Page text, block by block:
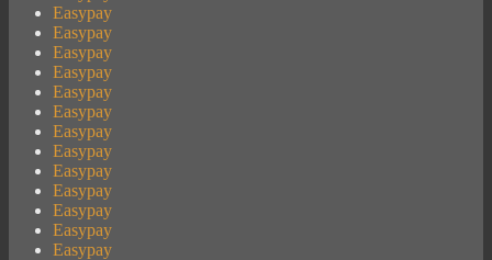
Easypay
Easypay
Easypay
Easypay
Easypay
Easypay
Easypay
Easypay
Easypay
Easypay
Easypay
Easypay
Easypay